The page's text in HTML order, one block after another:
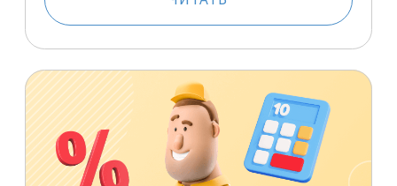
Видео
для перевозчиков